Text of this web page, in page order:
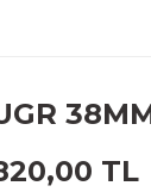
TL